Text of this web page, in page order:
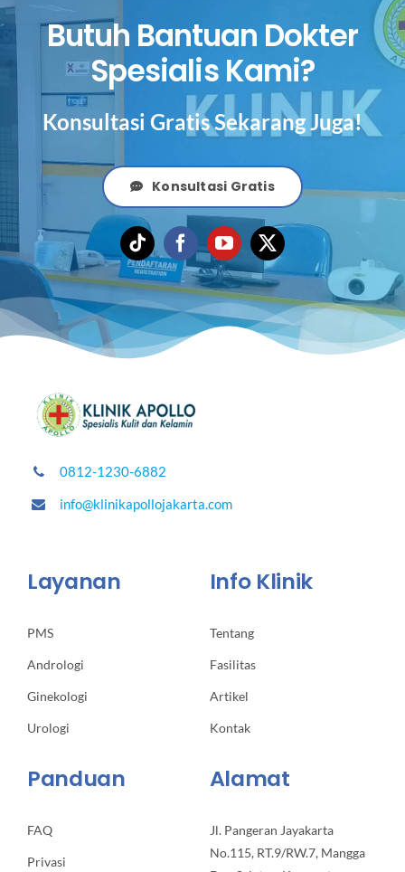
Butuh Bantuan Dokter
Spesialis Kami?
Konsultasi Gratis Sekarang Juga!
Konsultasi Gratis
0812-1230-6882
info@klinikapollojakarta.com
Layanan
PMS
Andrologi
Ginekologi
Urologi
Info Klinik
Tentang
Fasilitas
Artikel
Kontak
Panduan
FAQ
Privasi
Alamat
Jl. Pangeran Jayakarta
No.115, RT.9/RW.7, Mangga